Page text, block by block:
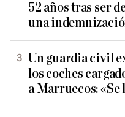
52 años tras ser
una
Un guardia civil
los coches
a Marruecos: «Se